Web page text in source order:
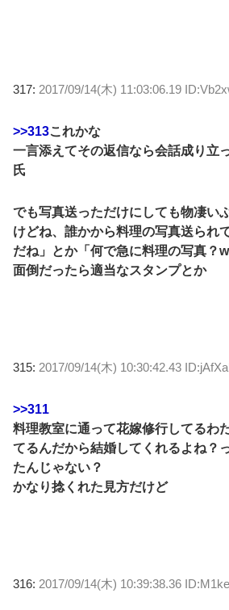
317: 2017/09/14(木) 11:03:06.19
>>313これかな
一言添えてその返信なら会話成り立
氏
でも写真送っただけにしても物凄い
けどね、誰かから料理の写真送られ
だね」とか「何で急に料理の写真？
面倒だったら適当なスタンプとか
315: 2017/09/14(木) 10:30:42.43
>>311
料理教室に通って花嫁修行してるわ
てるんだから結婚してくれるよね？
たんじゃない？
かなり捻くれた見方だけど
316: 2017/09/14(木) 10:39:38.36